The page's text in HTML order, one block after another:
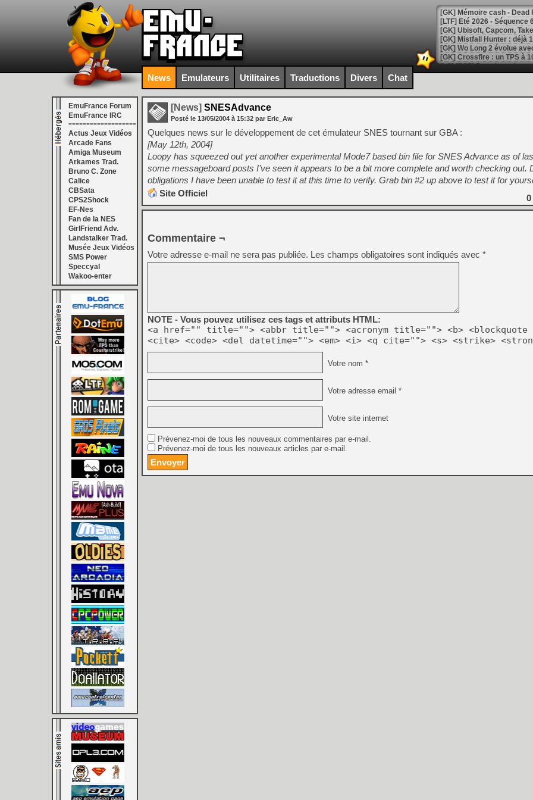
[LTF] Eté 2026 - Séquence
[GK] Mistfall Hunter : déjà
[GK] Wo Long 2 évolue
[GK] Crossfire : un TPS à
[LS] [PS5] Premiers
[Mo5] DOOM arrive en
[GK] Bethesda fête les 30
[GK] Roblox : l'action en
[GK] Agenda - GeForce
[LS] [PS5] ps5-y2jb-
[GK] Pourquoi Marvel
[GK] Test : Restory : Chill
[GK] GTA 6 : Rockstar
[GK] Hot Wheels Infinite
[GK] Mémoire cash -
[GK] Résultats Nintendo :
[GK] Déjà des
[Mo5] Brickboy cherche à
[GK] Minecraft et ses «
[GK] Beast of
[GK] Ubisoft : fin de partie
[GK] Mémoire cash -
[GK] Dan Houser (GTA)
[GK] Comment EA Sports
[GK] Crimson Moon : un
[GK] Isle of Reveries : le
[GK] Moonlighter 2 : The
[GK] Capcom relance
[GK] Guillermo del Toro
News Emulateurs Utilitaires Traductions Divers Chat
EmuFrance Forum
EmuFrance IRC
===================
Actus Jeux Vidéos
Arcade Fans
Amiga Museum
Arkames Trad.
Bruno C. Zone
Calice
CBSata
CPS2Shock
EF-Nes
Fan de la NES
GirlFriend Adv.
Landstalker Trad.
Musée Jeux Vidéos
SMS Power
Speccyal
Wakoo-enter
[News] SNESAdvance
Posté le 13/05/2004 à 15:32 par Eric_Aw
Quelques news sur le développement de cet émulateur SNES tournant sur GBA :
[May 12th, 2004]
Loopy has squeezed out yet another experimental Mode7 based bin file for SNES Advance as of
some messageboard posts I’ve seen it appears to be a bit more complete and worth checking out.
obligations I have been unable to test it at this time to verify. Grab bin #2 up above to test it for
Site Officiel
0
Commentaire ¬
Votre adresse e-mail ne sera pas publiée. Les champs obligatoires sont indiqués avec *
NOTE - Vous pouvez utilisez ces tags et attributs HTML:
<a href="" title=""> <abbr title=""> <acronym title=""> <b> <blockquote
<cite> <code> <del datetime=""> <em> <i> <q cite=""> <s> <strike>
Votre nom *
Votre adresse email *
Votre site internet
Prévenez-moi de tous les nouveaux commentaires par e-mail.
Prévenez-moi de tous les nouveaux articles par e-mail.